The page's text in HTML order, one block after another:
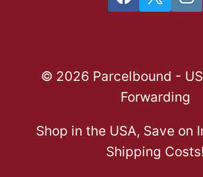
© 2026 Parcelbound -
Forwarding
Shop in the USA, Save on
Shipping Costs!